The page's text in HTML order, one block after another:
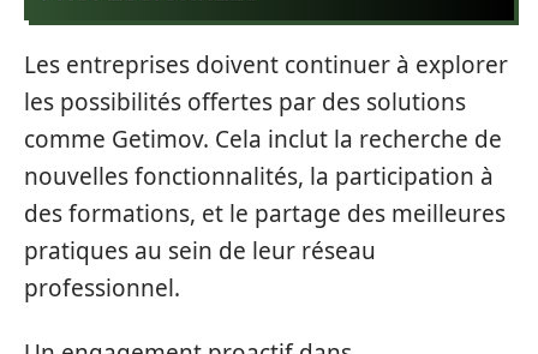
Les entreprises doivent continuer à explorer
les possibilités offertes par des solutions
comme Getimov. Cela inclut la recherche de
nouvelles fonctionnalités, la participation à
des formations, et le partage des meilleures
pratiques au sein de leur réseau
professionnel.